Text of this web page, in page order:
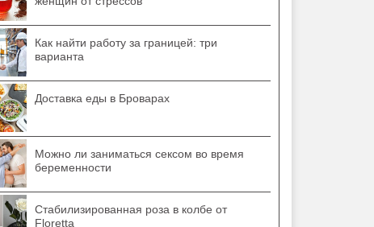
Как найти работу за границей: три
варианта
Доставка еды в Броварах
Можно ли заниматься сексом во время
беременности
Стабилизированная роза в колбе от
Floretta